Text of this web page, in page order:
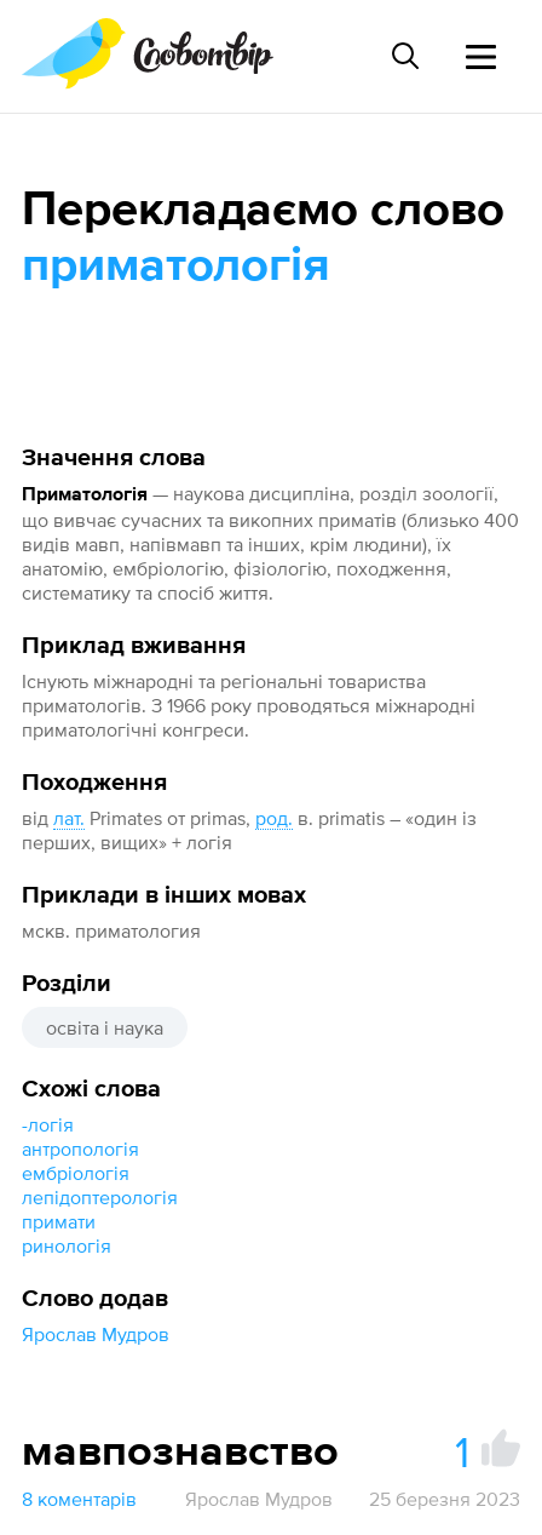
Значення слова
Приматологія— наукова дисципліна, розділ зоології,
що вивчає сучасних та викопних приматів (близько 400
видів мавп, напівмавп та інших, крім людини), їх
анатомію, ембріологію, фізіологію, походження,
систематику та спосіб життя.
Приклад вживання
Існують міжнародні та регіональні товариства
приматологів. З 1966 року проводяться міжнародні
приматологічні конгреси.
Походження
від лат. Primates от primas, род. в. primatis – «один із
перших, вищих» + логія
Приклади в інших мовах
мскв. приматология
Розділи
освіта і наука
Схожі слова
-логія
антропологія
ембріологія
лепідоптерологія
примати
ринологія
Слово додав
Ярослав Мудров
Перекладаємо слово
приматологія
мавпознавство 1
8 коментарів Ярослав Мудров 25 березня 2023